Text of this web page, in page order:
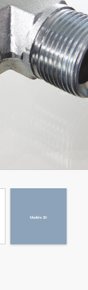
Modèle 3D
Modèle 3D